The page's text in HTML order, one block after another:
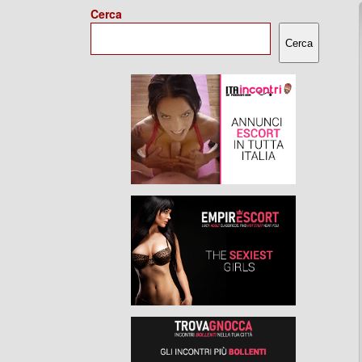
Cerca
Cerca